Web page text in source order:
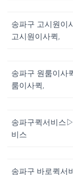
송파구 고시원
고시원이사퀵,
송파구 원룸이
룸이사퀵,
송파구퀵서비
비스
송파구 바로퀵